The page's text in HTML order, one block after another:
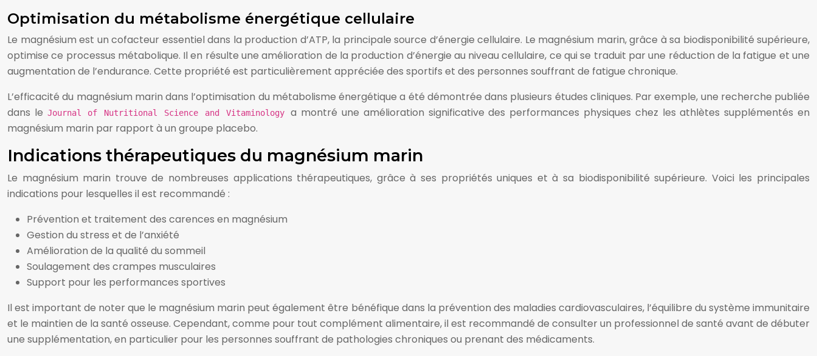
Optimisation du métabolisme énergétique cellulaire
Le magnésium est un cofacteur essentiel dans la production d’ATP, la principale source d’énergie cellulaire. Le magnésium marin, grâce à sa biodisponibilité supérieure,
optimise ce processus métabolique. Il en résulte une amélioration de la production d’énergie au niveau cellulaire, ce qui se traduit par une réduction de la fatigue et une
augmentation de l’endurance. Cette propriété est particulièrement appréciée des sportifs et des personnes souffrant de fatigue chronique.
L’efficacité du magnésium marin dans l’optimisation du métabolisme énergétique a été démontrée dans plusieurs études cliniques. Par exemple, une recherche publiée
dans le Journal of Nutritional Science and Vitaminologya montré une amélioration significative des performances physiques chez les athlètes supplémentés en
magnésium marin par rapport à un groupe placebo.
Indications thérapeutiques du magnésium marin
Le magnésium marin trouve de nombreuses applications thérapeutiques, grâce à ses propriétés uniques et à sa biodisponibilité supérieure. Voici les principales
indications pour lesquelles il est recommandé :
Prévention et traitement des carences en magnésium
Gestion du stress et de l’anxiété
Amélioration de la qualité du sommeil
Soulagement des crampes musculaires
Support pour les performances sportives
Il est important de noter que le magnésium marin peut également être bénéfique dans la prévention des maladies cardiovasculaires, l’équilibre du système immunitaire
et le maintien de la santé osseuse. Cependant, comme pour tout complément alimentaire, il est recommandé de consulter un professionnel de santé avant de débuter
une supplémentation, en particulier pour les personnes souffrant de pathologies chroniques ou prenant des médicaments.